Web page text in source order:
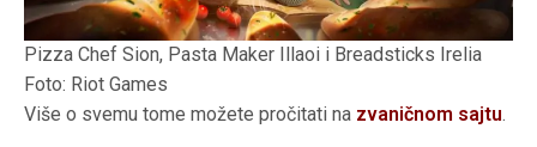
Pizza Chef Sion, Pasta Maker Illaoi i Breadsticks Irelia
Foto: Riot Games
Više o svemu tome možete pročitati na zvaničnom sajtu.